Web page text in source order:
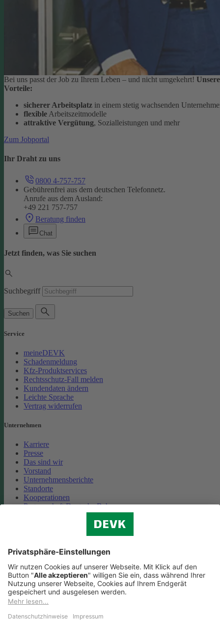
Bei uns passt der Job zu Ihrem Leben – und nicht umgekehrt! Unsere
Vorteile:
sicherer Arbeitsplatz in einem stetig wachsenden
flexible Arbeitszeitmodelle
attraktive Vergütung, Sozialleistungen und mehr
Zum Jobportal
Ihr Draht zu uns
0800 4-757-757
Gebührenfrei aus dem deutschen Telefonnetz.
Anrufe aus dem Ausland:
+49 221 757-757
Beratung finden
Chat
Jetzt finden, was Sie suchen
Suchbegriff
Suchen
Service
meineDEVK
Schadenmeldung
Kfz-Produktservices
Rechtsschutz-Fall melden
Kundendaten ändern
Leichte Sprache
Vertrag widerrufen
Unternehmen
Karriere
Presse
Das sind wir
Vorstand
Unternehmensberichte
Standorte
Kooperationen
Partnerschaft Deutsche Bahn
Cookie-Einstellungen
Datenschutz
Impressum
Streitbeilegung